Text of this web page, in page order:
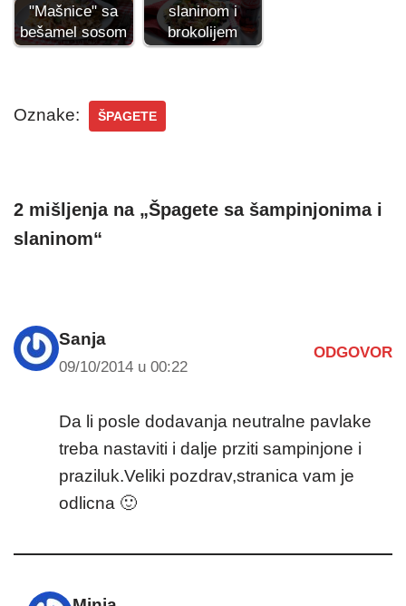
"Mašnice" sa
bešamel sosom
slaninom i
brokolijem
Oznake: ŠPAGETE
2 mišljenja na „Špagete sa šampinjonima i
slaninom“
Sanja
09/10/2014 u 00:22
ODGOVOR
Da li posle dodavanja neutralne pavlake
treba nastaviti i dalje prziti sampinjone i
praziluk.Veliki pozdrav,stranica vam je
odlicna 🙂